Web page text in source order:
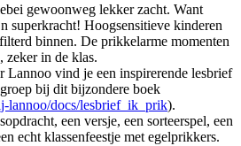
gewoonweg lekker zacht. Want
superkracht! Hoogsensitieve kinderen
binnen. De prikkelarme momenten
zeker in de klas.
Lannoo vind je een inspirerende lesbrief
bij dit bijzondere boek
lannoo/docs/lesbrief_ik_prik).
een versje, een sorteerspel, een
echt klassenfeestje met egelprikkers.